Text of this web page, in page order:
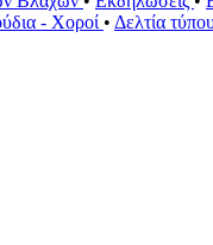
- Χοροί • Δελτία